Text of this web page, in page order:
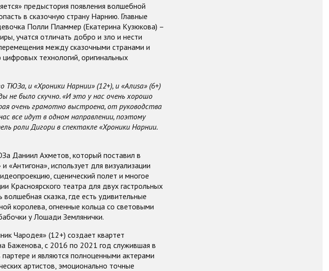
предыстория появления волшебной
в сказочную страну Нарнию. Главные
Полли Пламмер (Екатерина Кузюкова) –
учатся отличать добро и зло и нести
между сказочными странами и
технологий, оригинальных
и «Хроники Нарнии» (12+), и «Алиsа» (6+)
не было скучно. «И это у нас очень хорошо
очень грамотно выстроена, от руководства
все идут в одном направлении, поэтому
роли Дигори в спектакле «Хроники Нарнии.
Даниил Ахметов, который поставил в
использует для визуализации
сценический полет и многое
Красноярского театра для двух гастрольных
сказка, где есть удивительные
королева, огненные кольца со световыми
у Лошади Землянички.
Чародея» (12+) создает квартет
Баженова, с 2016 по 2021 год служившая в
и являются полноценными актерами
артистов, эмоционально точные